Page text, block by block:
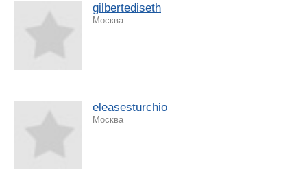
gilbertediseth
Москва
eleasesturchio
Москва